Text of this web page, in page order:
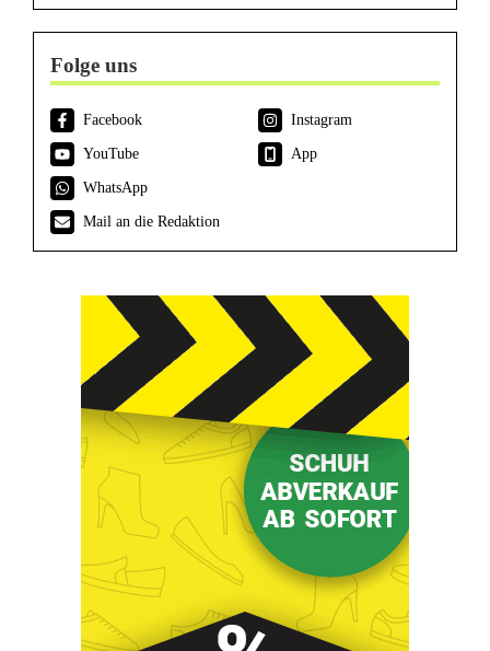
Folge uns
Facebook
Instagram
YouTube
App
WhatsApp
Mail an die Redaktion